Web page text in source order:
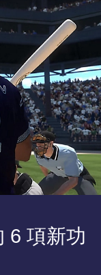
6 項新功